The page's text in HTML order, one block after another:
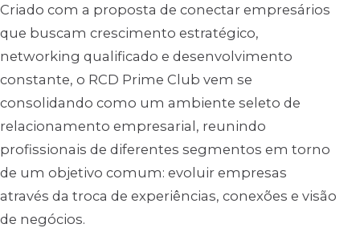
Criado com a proposta de conectar empresários
que buscam crescimento estratégico,
networking qualificado e desenvolvimento
constante, o RCD Prime Club vem se
consolidando como um ambiente seleto de
relacionamento empresarial, reunindo
profissionais de diferentes segmentos em torno
de um objetivo comum: evoluir empresas
através da troca de experiências, conexões e visão
de negócios.